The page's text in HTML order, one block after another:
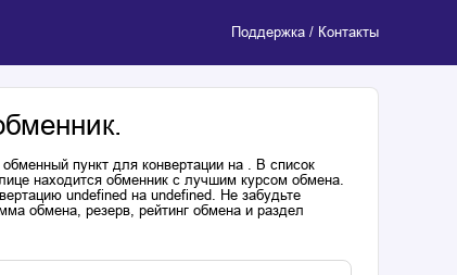
Поддержка / Контакты
пункт для конвертации на . В список
находится обменник с лучшим курсом обмена.
undefined на undefined. Не забудьте
обмена, резерв, рейтинг обмена и раздел